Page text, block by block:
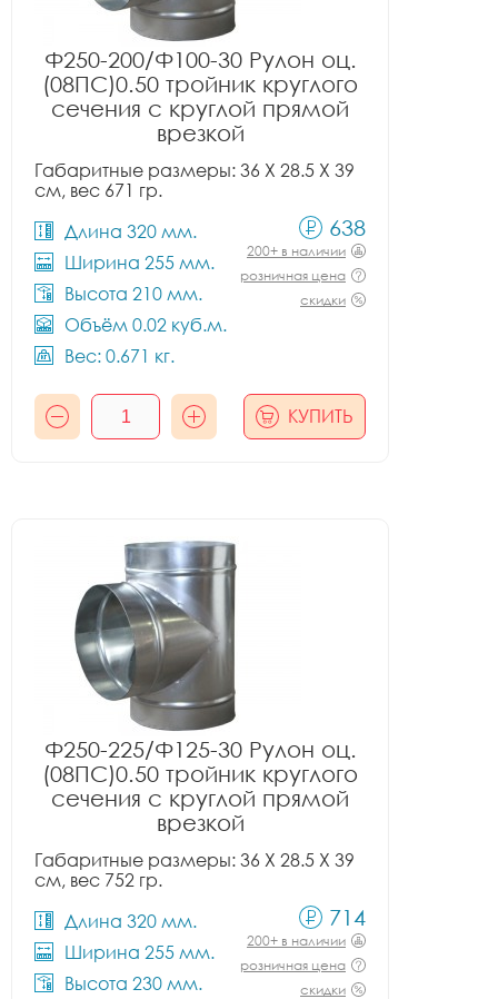
Ф250-200/Ф100-30 Рулон оц.
(08ПС)0.50 тройник круглого
сечения с круглой прямой
врезкой
Габаритные размеры: 36 X 28.5 X 39
см, вес 671 гр.
Длина 320 мм.
Ширина 255 мм.
Высота 210 мм.
Объём 0.02 куб.м.
Вес: 0.671 кг.
638
200+ в наличии
розничная цена
скидки
КУПИТЬ
Ф250-225/Ф125-30 Рулон оц.
(08ПС)0.50 тройник круглого
сечения с круглой прямой
врезкой
Габаритные размеры: 36 X 28.5 X 39
см, вес 752 гр.
Длина 320 мм.
Ширина 255 мм.
Высота 230 мм.
714
200+ в наличии
розничная цена
скидки